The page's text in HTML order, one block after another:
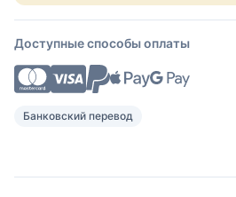
Доступные способы оплаты
Банковский перевод